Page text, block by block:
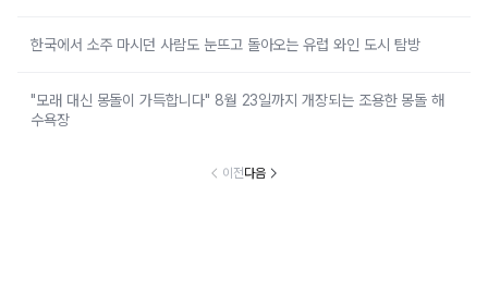
한국에서 소주 마시던 사람도 눈뜨고 돌아오는 유럽 와인 도시 탐방
"모래 대신 몽돌이 가득합니다" 8월 23일까지 개장되는 조용한 몽돌 해
수욕장
이전다음